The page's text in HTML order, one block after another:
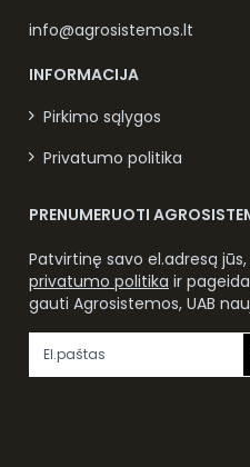
info@agrosistemos.lt
INFORMACIJA
Pirkimo sąlygos
Privatumo politika
PRENUMERUOTI
Patvirtinę savo el.adresą
privatumo politika ir
gauti Agrosistemos, UAB